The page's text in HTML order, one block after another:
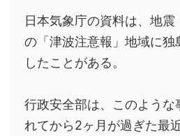
日本気象庁の資料は、地
の「津波注意報」地域に独
したことがある。
行政安全部は、このような
れてから2ヶ月が過ぎた最